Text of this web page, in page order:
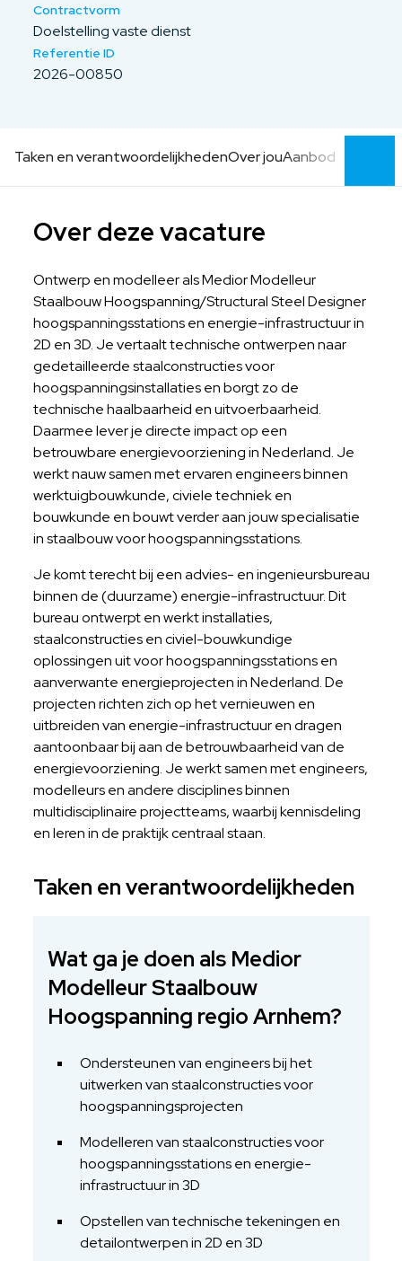
Contractvorm
Doelstelling vaste dienst
Referentie ID
2026-00850
Taken en verantwoordelijkhedenOver jouAanbod
Over deze vacature
Ontwerp en modelleer als Medior Modelleur
Staalbouw Hoogspanning/Structural Steel Designer
hoogspanningsstations en energie-infrastructuur in
2D en 3D. Je vertaalt technische ontwerpen naar
gedetailleerde staalconstructies voor
hoogspanningsinstallaties en borgt zo de
technische haalbaarheid en uitvoerbaarheid.
Daarmee lever je directe impact op een
betrouwbare energievoorziening in Nederland. Je
werkt nauw samen met ervaren engineers binnen
werktuigbouwkunde, civiele techniek en
bouwkunde en bouwt verder aan jouw specialisatie
in staalbouw voor hoogspanningsstations.
Je komt terecht bij een advies- en ingenieursbureau
binnen de (duurzame) energie-infrastructuur. Dit
bureau ontwerpt en werkt installaties,
staalconstructies en civiel-bouwkundige
oplossingen uit voor hoogspanningsstations en
aanverwante energieprojecten in Nederland. De
projecten richten zich op het vernieuwen en
uitbreiden van energie-infrastructuur en dragen
aantoonbaar bij aan de betrouwbaarheid van de
energievoorziening. Je werkt samen met engineers,
modelleurs en andere disciplines binnen
multidisciplinaire projectteams, waarbij kennisdeling
en leren in de praktijk centraal staan.
Taken en verantwoordelijkheden
Wat ga je doen als Medior
Modelleur Staalbouw
Hoogspanning regio Arnhem?
Ondersteunen van engineers bij het
uitwerken van staalconstructies voor
hoogspanningsprojecten
Modelleren van staalconstructies voor
hoogspanningsstations en energie-
infrastructuur in 3D
Opstellen van technische tekeningen en
detailontwerpen in 2D en 3D